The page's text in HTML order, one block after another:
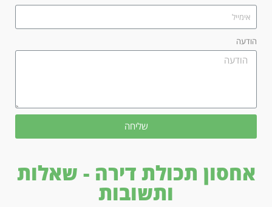
הודעה
שליחה
אחסון תכולת דירה - שאלות
ותשובות